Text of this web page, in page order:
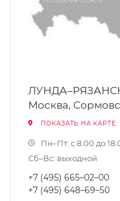
Москва,
ПОКАЗАТЬ НА КАРТЕ
Пн–Пт: с 8.00 до
Сб–Вс: выходной
+7 (495) 665–02–00
+7 (495) 648–69–50